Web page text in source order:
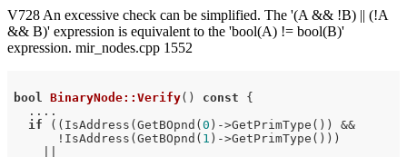
V728 An excessive check can be simplified. The '(A && !B) || (!A
&& B)' expression is equivalent to the 'bool(A) != bool(B)'
expression. mir_nodes.cpp 1552
bool BinaryNode::Verify() const
{
  ....
if ((IsAddress(GetBOpnd(0 )->GetPrimType()) &&
      !IsAddress(GetBOpnd(
1 )->GetPrimType()))